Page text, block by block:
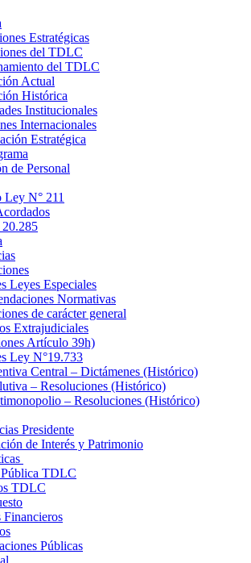
Estratégicas
del TDLC
del TDLC
Actual
Histórica
Institucionales
Internacionales
Estratégica
de Personal
Ley N° 211
Leyes Especiales
Normativas
de carácter general
Extrajudiciales
Artículo 39h)
Ley N°19.733
Central – Dictámenes (Histórico)
– Resoluciones (Histórico)
– Resoluciones (Histórico)
Presidente
de Interés y Patrimonio
TDLC
TDLC
Financieros
Públicas